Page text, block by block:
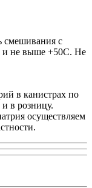
смешивания с
и не выше +50С. Не
в канистрах по
в розницу.
осуществляем